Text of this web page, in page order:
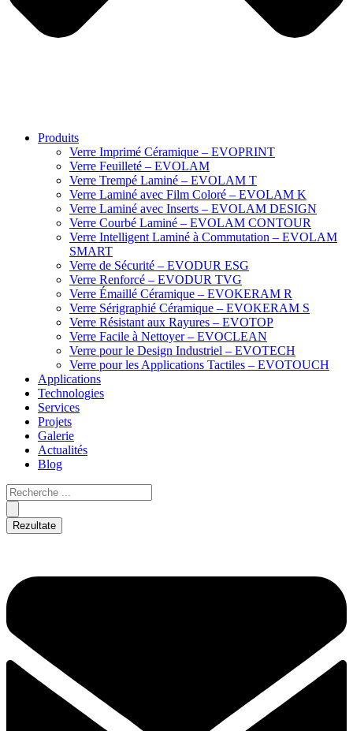
Produits
Verre Imprimé Céramique – EVOPRINT
Verre Feuilleté – EVOLAM
Verre Trempé Laminé – EVOLAM T
Verre Laminé avec Film Coloré – EVOLAM K
Verre Laminé avec Inserts – EVOLAM DESIGN
Verre Courbé Laminé – EVOLAM CONTOUR
Verre Intelligent Laminé à Commutation – EVOLAM
SMART
Verre de Sécurité – EVODUR ESG
Verre Renforcé – EVODUR TVG
Verre Émaillé Céramique – EVOKERAM R
Verre Sérigraphié Céramique – EVOKERAM S
Verre Résistant aux Rayures – EVOTOP
Verre Facile à Nettoyer – EVOCLEAN
Verre pour le Design Industriel – EVOTECH
Verre pour les Applications Tactiles – EVOTOUCH
Applications
Technologies
Services
Projets
Galerie
Actualités
Blog
Rezultate